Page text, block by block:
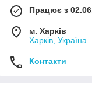
Працює з
м. Харків
Харків, Україна
Контакти